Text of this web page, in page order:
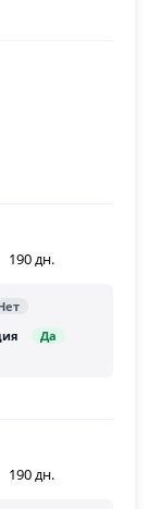
190 дн.
190 дн.